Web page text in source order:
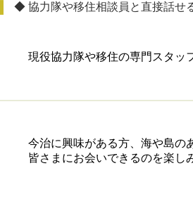
◆ 協力隊や移住相談員と直接話せ
現役協力隊や移住の専門スタッ
今治に興味がある方、海や島の
皆さまにお会いできるのを楽し